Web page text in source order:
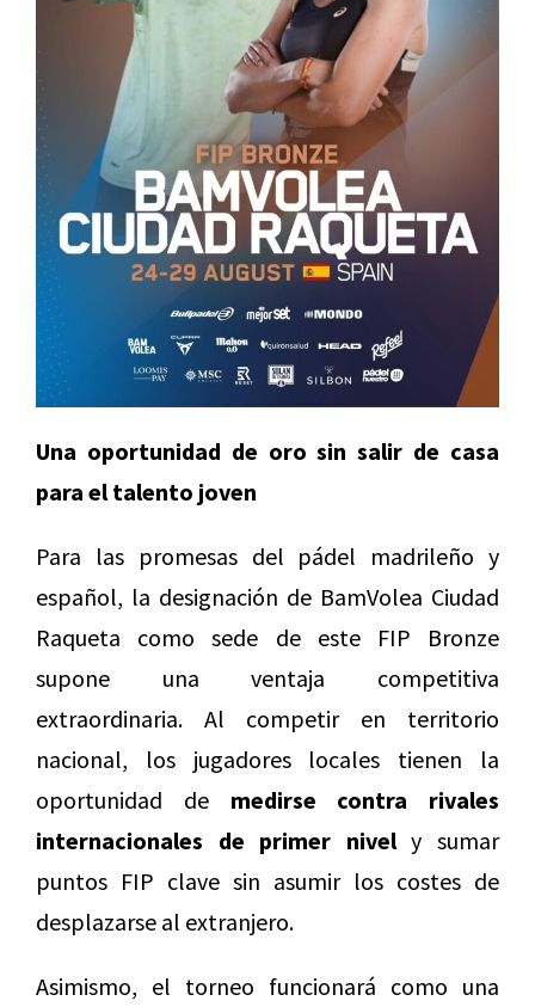
Una oportunidad de oro sin salir de casa
para el talento joven
Para las promesas del pádel madrileño y
español, la designación de BamVolea Ciudad
Raqueta como sede de este FIP Bronze
supone una ventaja competitiva
extraordinaria. Al competir en territorio
nacional, los jugadores locales tienen la
oportunidad de medirse contra rivales
internacionales de primer nively sumar
puntos FIP clave sin asumir los costes de
desplazarse al extranjero.
Asimismo, el torneo funcionará como una